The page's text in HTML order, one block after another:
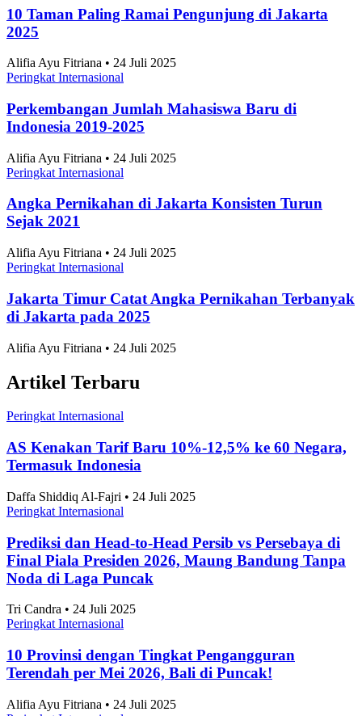
Prediksi dan Head-to-Head Persija vs Arema FC di
Piala Presiden 2026, Kans Menang Singo Edan
Capai 40,6%
Sepak Bola• 6 Agustus 2026
Ekonomi dan Bisnis Ilmu Pengetahuan dan Teknologi
2026, Indonesia Peringkat Berapa?
Peringkat Internasional
2025
Alifia Ayu Fitriana • 24 Juli 2025
Peringkat Internasional
Perkembangan Jumlah Mahasiswa Baru di
Alifia Ayu Fitriana • 24 Juli 2025
Peringkat Internasional